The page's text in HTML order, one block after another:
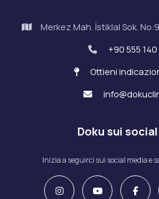
Merkez Mah. İstiklal Sok.
+90 555
Ottieni
Doku sui
Inizia a seguirci sui social media e